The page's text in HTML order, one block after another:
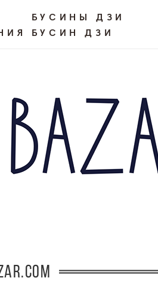
БУСИНЫ ДЗИ
БУСИН ДЗИ